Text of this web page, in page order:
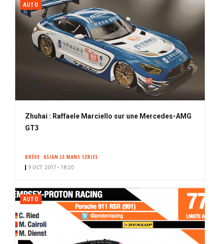
AUTO
Zhuhai : Raffaele Marciello sur une Mercedes-AMG
GT3
BRÈVE ASIAN LE MANS SERIES
9 OCT. 2017 • 18:20
AUTO